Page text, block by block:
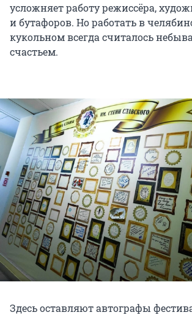
усложняет работу режиссёра,
и бутафоров. Но работать в
кукольном всегда считалось
счастьем.
Здесь оставляют автографы